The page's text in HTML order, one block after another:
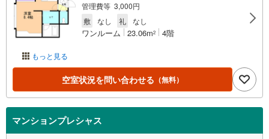
もっと見る
管理費等 3,000円
敷
なし 礼 なし
ワンルーム 23.06m2 4階
空室状況を問い合わせる （無料）
マンションプレシャス